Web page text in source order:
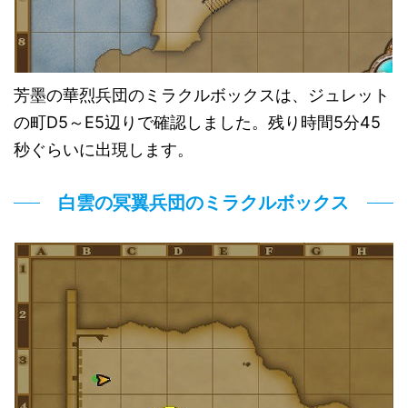
芳墨の華烈兵団のミラクルボックスは、ジュレット
の町D5～E5辺りで確認しました。残り時間5分45
秒ぐらいに出現します。
白雲の冥翼兵団のミラクルボックス